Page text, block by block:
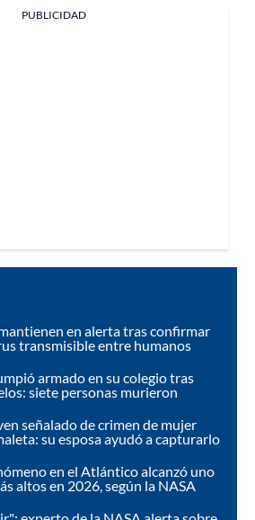
PUBLICIDAD
en alerta tras confirmar
transmisible entre humanos
armado en su colegio tras
siete personas murieron
señalado de crimen de mujer
su esposa ayudó a capturarlo
en el Atlántico alcanzó uno
altos en 2026, según la NASA